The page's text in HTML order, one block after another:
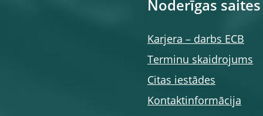
Noderīgas saites
Karjera – darbs ECB
Terminu skaidrojums
Citas iestādes
Kontaktinformācija